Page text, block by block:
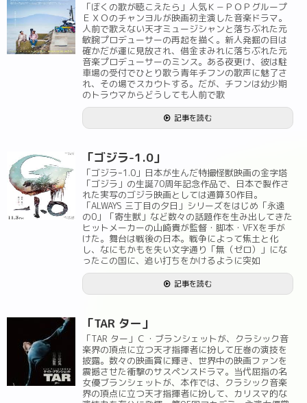
「ぼくの歌が聴こえたら」人気Ｋ－ＰＯＰグループ
ＥＸＯのチャンヨルが映画初主演した音楽ドラマ。
人前で歌えない天才ミュージシャンと落ちぶれた元
敏腕プロデューサーの再起を描く。新人発掘の目は
確かだが運に見放され、借金まみれに落ちぶれた元
音楽プロデューサーのミンス。ある夜更け、彼は駐
車場の受付でひとり歌う青年チフンの歌声に魅了さ
れ、その場でスカウトする。だが、チフンは幼少期
のトラウマからどうしても人前で歌
記事を読む
「ゴジラ-1.0」
「ゴジラｰ1.0」日本が生んだ特撮怪獣映画の金字塔
「ゴジラ」の生誕70周年記念作品で、日本で製作さ
れた実写のゴジラ映画としては通算30作目。
「ALWAYS 三丁目の夕日」シリーズをはじめ「永遠
の0」「寄生獣」など数々の話題作を生み出してきた
ヒットメーカーの山崎貴が監督・脚本・VFXを手が
けた。舞台は戦後の日本。戦争によって焦土と化
し、なにもかもを失い文字通り「無（ゼロ）」にな
ったこの国に、追い打ちをかけるように突如
記事を読む
「TAR ター」
「TAR ター」Ｃ・ブランシェットが、クラシック音
楽界の頂点に立つ天才指揮者に扮して圧巻の演技を
披露。数々の映画賞に輝き、世界中の映画ファンを
震撼させた衝撃のサスペンスドラマ。当代屈指の名
女優ブランシェットが、本作では、クラシック音楽
界の頂点に立つ天才指揮者に扮して、カリスマ的な